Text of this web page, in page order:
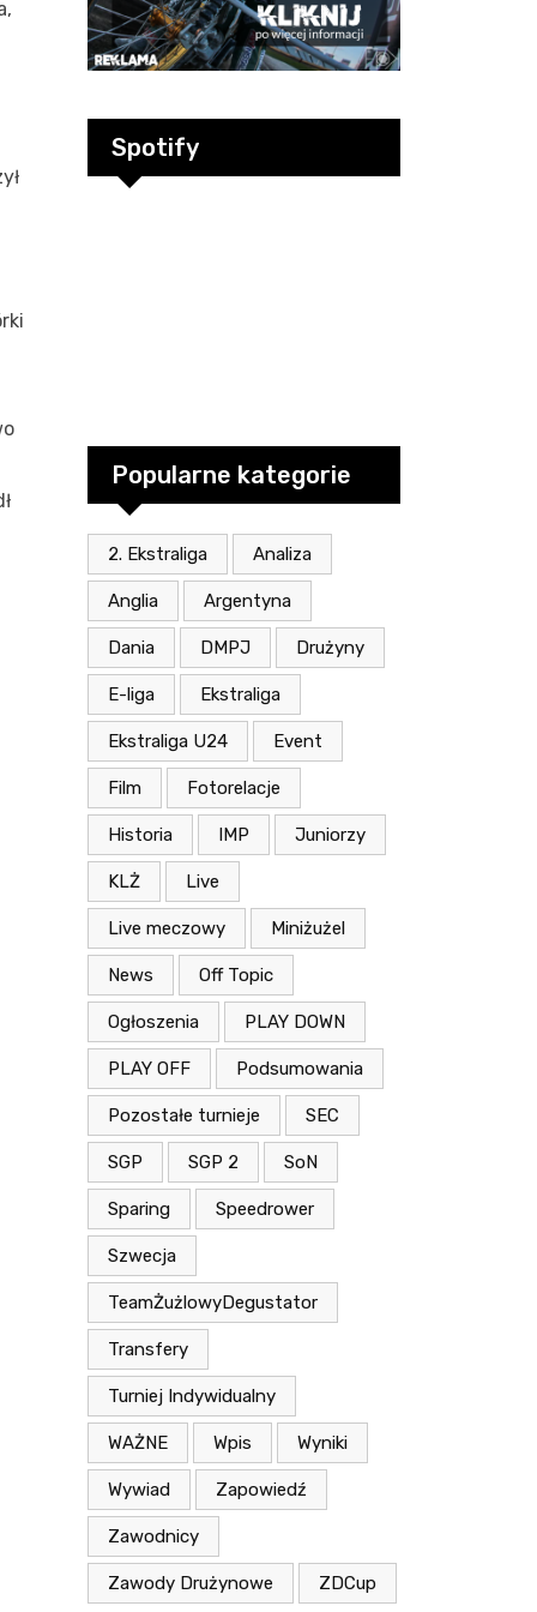
Spotify
Popularne kategorie
2. Ekstraliga Analiza
Anglia Argentyna
Dania DMPJ Drużyny
E-liga Ekstraliga
Ekstraliga U24 Event
Film Fotorelacje
Historia IMP Juniorzy
KLŻ Live
Live meczowy Miniżużel
News Off Topic
Ogłoszenia PLAY DOWN
PLAY OFF Podsumowania
Pozostałe turnieje SEC
SGP SGP 2 SoN
Sparing Speedrower
Szwecja
TeamŻużlowyDegustator
Transfery
Turniej Indywidualny
WAŻNE Wpis Wyniki
Wywiad Zapowiedź
Zawodnicy
Zawody Drużynowe ZDCup